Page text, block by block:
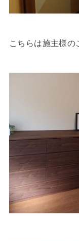
こちらは施主様